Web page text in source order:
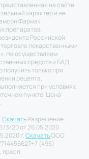
на сайте
характер и не
Фарма»
препаратов,
Российской
лекарственными
Не осуществляем
средств и БАД.
только при
рецепта,
при условиях
пункте. Цена
СкачатьРазрешение
20 от 26.05.2020
г.СкачатьООО
+7 (495)
просп.